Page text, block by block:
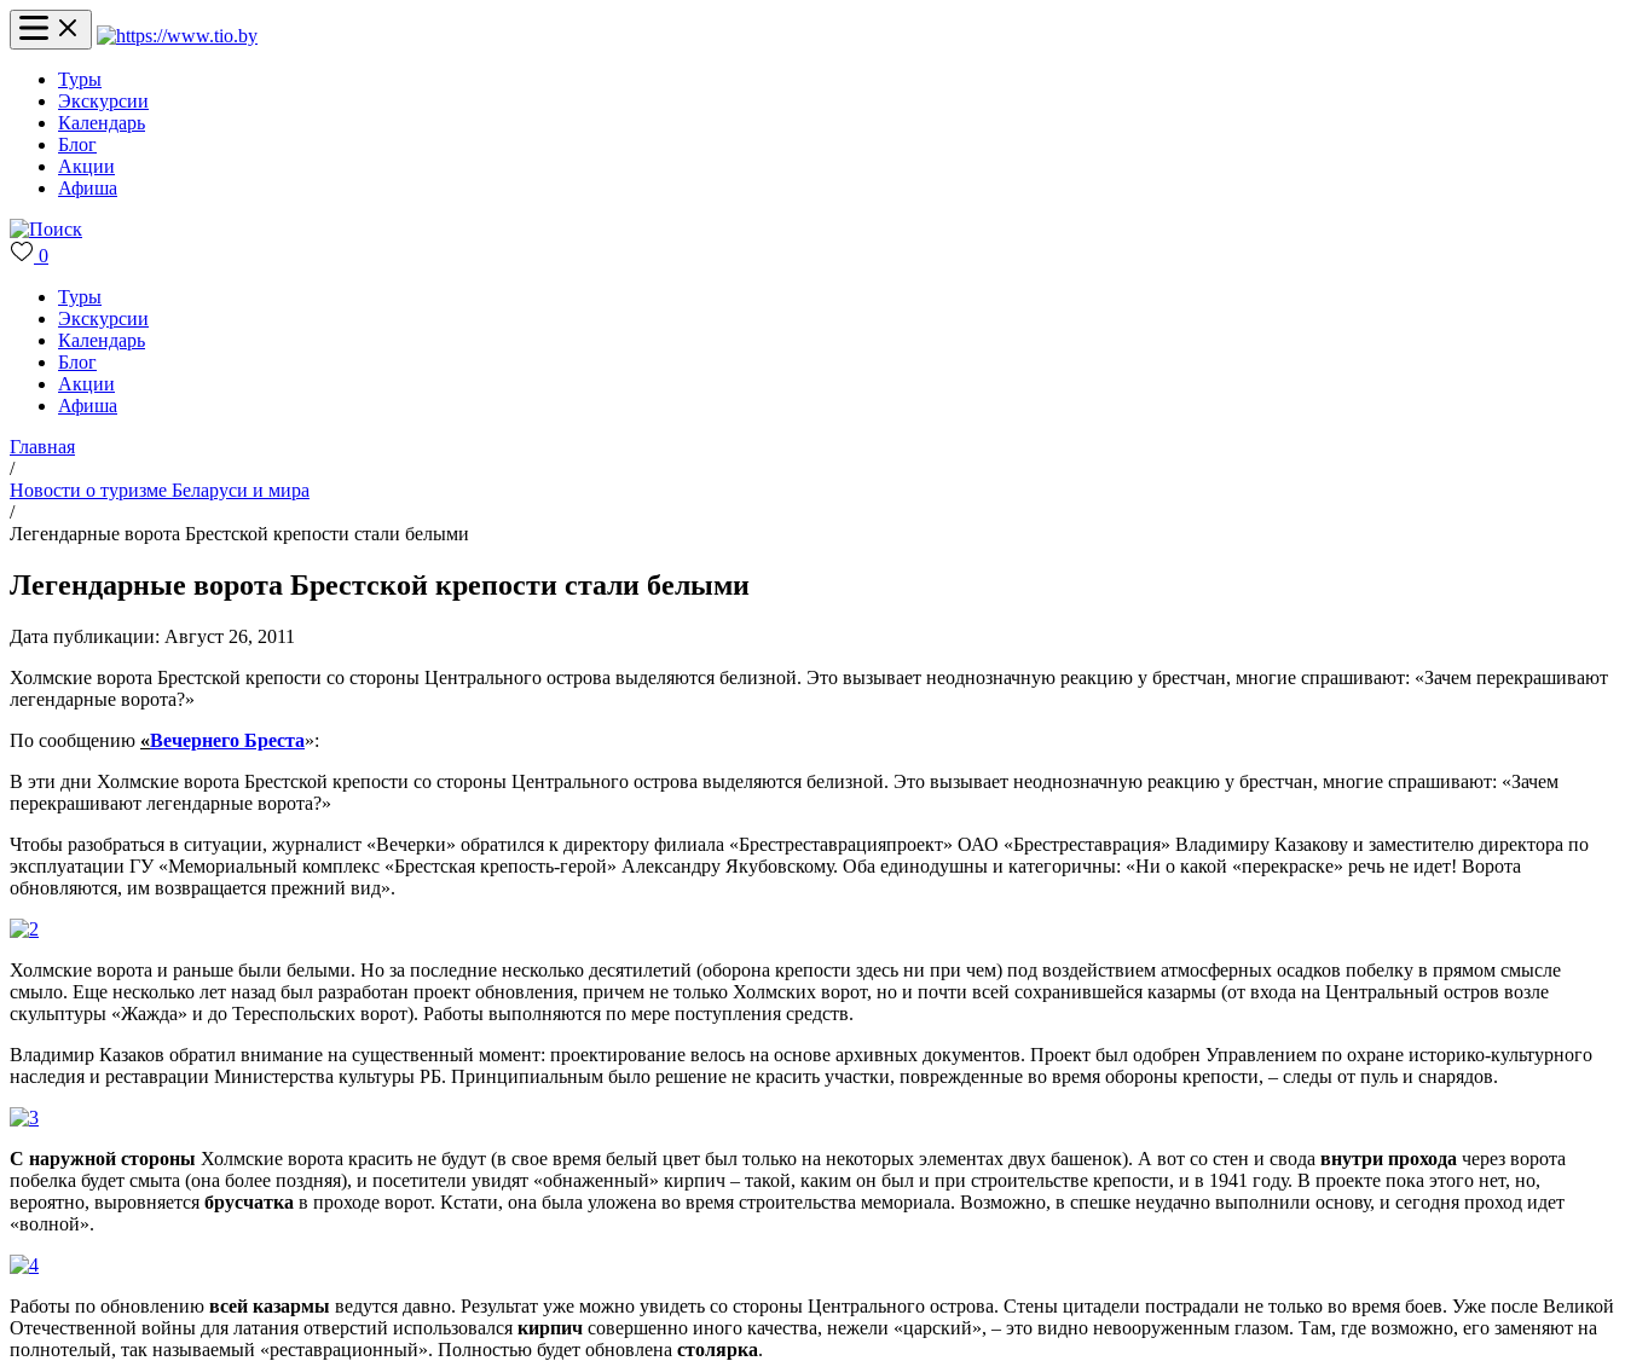
Туры
Экскурсии
Календарь
Блог
Акции
Афиша
0
Туры
Экскурсии
Календарь
Блог
Акции
Афиша
Главная
/
Новости о туризме Беларуси и мира
/
Легендарные ворота Брестской крепости стали белыми
Легендарные ворота Брестской крепости стали белыми
Дата публикации: Август 26, 2011
Холмские ворота Брестской крепости со стороны Центрального острова выделяются белизной. Это вызывает неоднозначную реакцию у брестчан, многие спрашивают: «Зачем перекрашивают
легендарные ворота?»
По сообщению «Вечернего Бреста»:
В эти дни Холмские ворота Брестской крепости со стороны Центрального острова выделяются белизной. Это вызывает неоднозначную реакцию у брестчан, многие спрашивают: «Зачем
перекрашивают легендарные ворота?»
Чтобы разобраться в ситуации, журналист «Вечерки» обратился к директору филиала «Брестреставрацияпроект» ОАО «Брестреставрация» Владимиру Казакову и заместителю директора по
эксплуатации ГУ «Мемориальный комплекс «Брестская крепость-герой» Александру Якубовскому. Оба единодушны и категоричны: «Ни о какой «перекраске» речь не идет! Ворота
обновляются, им возвращается прежний вид».
Холмские ворота и раньше были белыми. Но за последние несколько десятилетий (оборона крепости здесь ни при чем) под воздействием атмосферных осадков побелку в прямом смысле
смыло. Еще несколько лет назад был разработан проект обновления, причем не только Холмских ворот, но и почти всей сохранившейся казармы (от входа на Центральный остров возле
скульптуры «Жажда» и до Тереспольских ворот). Работы выполняются по мере поступления средств.
Владимир Казаков обратил внимание на существенный момент: проектирование велось на основе архивных документов. Проект был одобрен Управлением по охране историко-культурного
наследия и реставрации Министерства культуры РБ. Принципиальным было решение не красить участки, поврежденные во время обороны крепости, – следы от пуль и снарядов.
С наружной стороны Холмские ворота красить не будут (в свое время белый цвет был только на некоторых элементах двух башенок). А вот со стен и свода внутри прохода через ворота
побелка будет смыта (она более поздняя), и посетители увидят «обнаженный» кирпич – такой, каким он был и при строительстве крепости, и в 1941 году. В проекте пока этого нет, но,
вероятно, выровняется брусчатка в проходе ворот. Кстати, она была уложена во время строительства мемориала. Возможно, в спешке неудачно выполнили основу, и сегодня проход идет
«волной».
Работы по обновлению всей казармы ведутся давно. Результат уже можно увидеть со стороны Центрального острова. Стены цитадели пострадали не только во время боев. Уже после Великой
Отечественной войны для латания отверстий использовался кирпич совершенно иного качества, нежели «царский», – это видно невооруженным глазом. Там, где возможно, его заменяют на
полнотелый, так называемый «реставрационный». Полностью будет обновлена столярка.